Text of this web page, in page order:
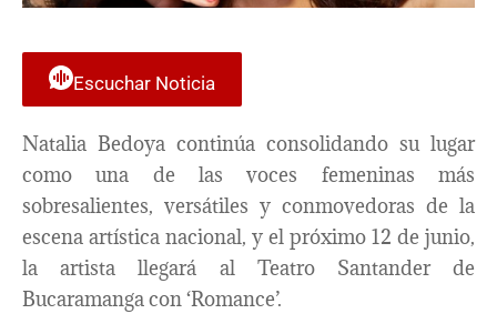
Escuchar Noticia
Natalia Bedoya continúa consolidando su lugar
como una de las voces femeninas más
sobresalientes, versátiles y conmovedoras de la
escena artística nacional, y el próximo 12 de junio,
la artista llegará al Teatro Santander de
Bucaramanga con ‘Romance’.